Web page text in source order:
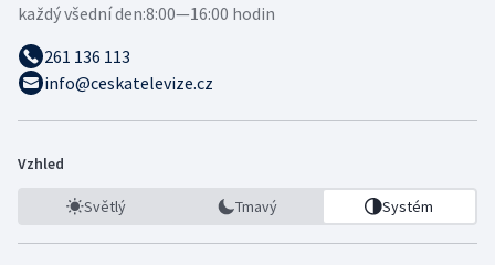
každý všední den:8:00—16:00 hodin
261 136 113
info@ceskatelevize.cz
Vzhled
Světlý Tmavý Systém